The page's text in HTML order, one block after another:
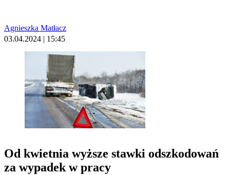
Agnieszka Matłacz
03.04.2024 | 15:45
Od kwietnia wyższe stawki odszkodowań
za wypadek w pracy